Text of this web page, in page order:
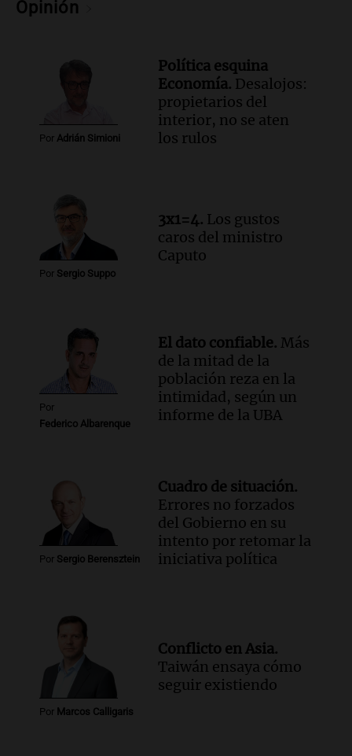
Episodios
Opinión
Por Adrián Simioni
Política esquina
Economía. Desalojos:
propietarios del
interior, no se aten
los rulos
Por Sergio Suppo
3x1=4. Los gustos
caros del ministro
Caputo
Por
Federico Albarenque
El dato confiable. Más
de la mitad de la
población reza en la
intimidad, según un
informe de la UBA
Por Sergio Berensztein
Cuadro de situación.
Errores no forzados
del Gobierno en su
intento por retomar la
iniciativa política
Por Marcos Calligaris
Conflicto en Asia.
Taiwán ensaya cómo
seguir existiendo